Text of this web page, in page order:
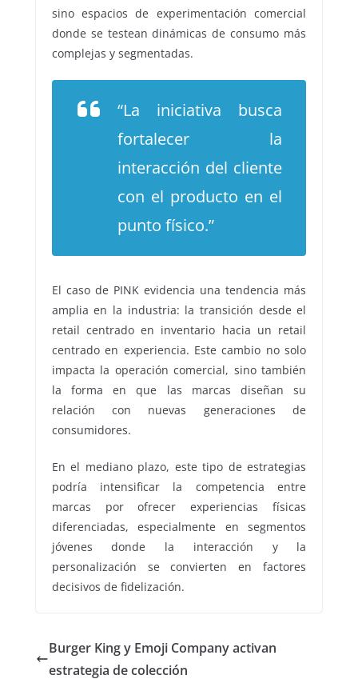
sino espacios de experimentación comercial
donde se testean dinámicas de consumo más
complejas y segmentadas.
“La iniciativa busca
fortalecer la
interacción del cliente
con el producto en el
punto físico.”
El caso de PINK evidencia una tendencia más
amplia en la industria: la transición desde el
retail centrado en inventario hacia un retail
centrado en experiencia. Este cambio no solo
impacta la operación comercial, sino también
la forma en que las marcas diseñan su
relación con nuevas generaciones de
consumidores.
En el mediano plazo, este tipo de estrategias
podría intensificar la competencia entre
marcas por ofrecer experiencias físicas
diferenciadas, especialmente en segmentos
jóvenes donde la interacción y la
personalización se convierten en factores
decisivos de fidelización.
Burger King y Emoji Company activan
estrategia de colección